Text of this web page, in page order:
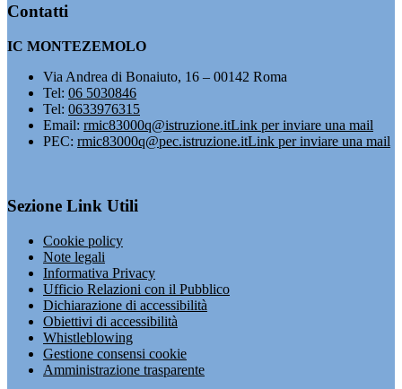
Contatti
IC MONTEZEMOLO
Via Andrea di Bonaiuto, 16 – 00142 Roma
Tel: 06 5030846
Tel: 0633976315
Email: rmic83000q@istruzione.itLink per inviare una mail
PEC: rmic83000q@pec.istruzione.itLink per inviare una mail
Sezione Link Utili
Cookie policy
Note legali
Informativa Privacy
Ufficio Relazioni con il Pubblico
Dichiarazione di accessibilità
Obiettivi di accessibilità
Whistleblowing
Gestione consensi cookie
Amministrazione trasparente